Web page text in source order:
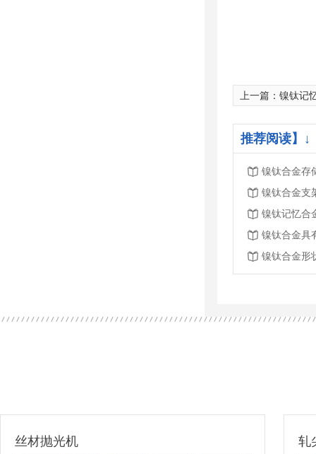
上一篇： 镍钛记
推荐阅读】↓
镍钛合金存
镍钛合金支
镍钛记忆合
镍钛合金具
镍钛合金形
丝材抛光机 轧